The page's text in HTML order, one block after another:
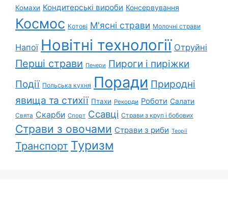
Комахи Кондитерські вироби Консервування
Космос Котові М'ясні страви Молочні страви
Напої Новітні технології Отруйні
Перші страви Печери Пироги і пиріжки
Події Польська кухня Поради Природні
явища та стихії Птахи Рекорди Роботи Салати
Свята Скарби Спорт Ссавці Страви з круп і бобових
Страви з овочами Страви з риби Теорії
Транспорт Туризм